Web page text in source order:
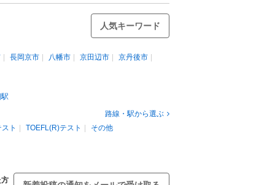
人気キーワード
長岡京市 八幡市 京田辺市 京丹後市
路線・駅から選ぶ
ト
TOEFL(R)テスト その他